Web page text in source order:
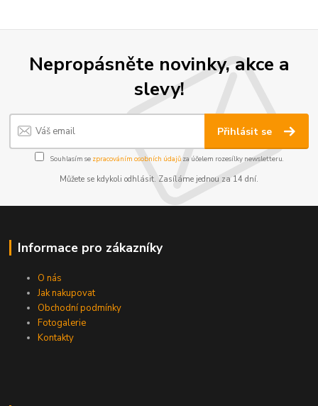
Nepropásněte novinky, akce a
slevy!
Přihlásit se
Souhlasím se zpracováním osobních údajůza účelem rozesílky newsletteru.
Můžete se kdykoli odhlásit. Zasíláme jednou za 14 dní.
Informace pro zákazníky
O nás
Jak nakupovat
Obchodní podmínky
Fotogalerie
Kontakty